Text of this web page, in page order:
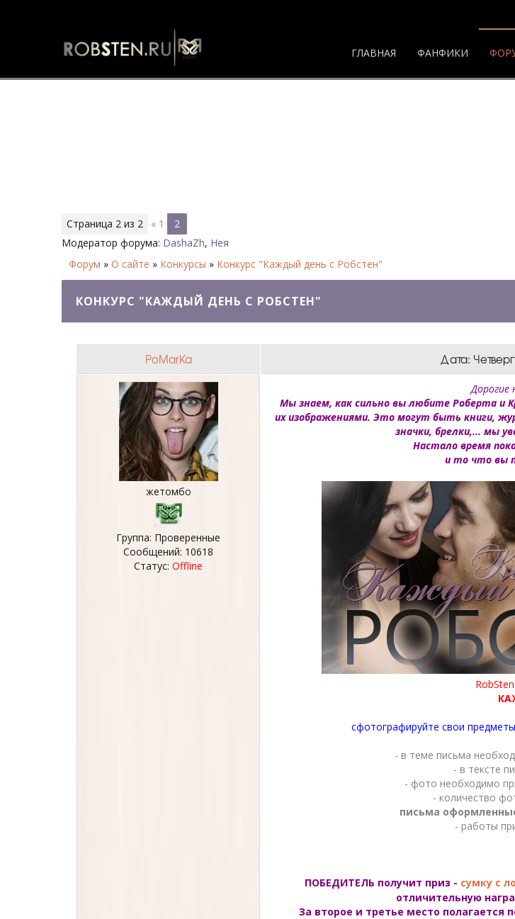
ГЛАВНАЯ ФАНФИКИ
Страница 2 из 2 « 1
2
Модератор форума: DashaZh, Нея
Форум » О сайте » Конкурсы » Конкурс "Каждый день с Робстен"
КОНКУРС "КАЖДЫЙ ДЕНЬ С РОБСТЕН"
PoMarKa Дата:
жетомбо
Группа: Проверенные
Сообщений: 10618
Статус: Offline
Дорогие
Мы знаем, как сильно вы любите Роберта и
их изображениями. Это могут быть книги,
значки, брелки,... мы
Настало время
и то что вы
сфотографируйте свои
- в теме письма
- в тексте
- фото необходимо
- количество
письма
- работы
ПОБЕДИТЕЛЬ получит приз - сумку с
отличительную
За второе и третье место полагается